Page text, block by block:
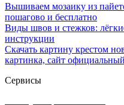
Вышиваем мозаику из
пошагово и бесплатно
Виды швов и стежков:
инструкции
Скачать картину крестом
картинка, сайт официальный
Сервисы